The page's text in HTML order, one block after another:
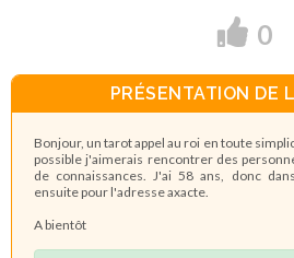
0
PRÉSENTATION DE
Bonjour, un tarot appel au roi en toute
possible j'aimerais rencontrer des
de connaissances. J'ai 58 ans, donc
ensuite pour l'adresse axacte.
A bientôt